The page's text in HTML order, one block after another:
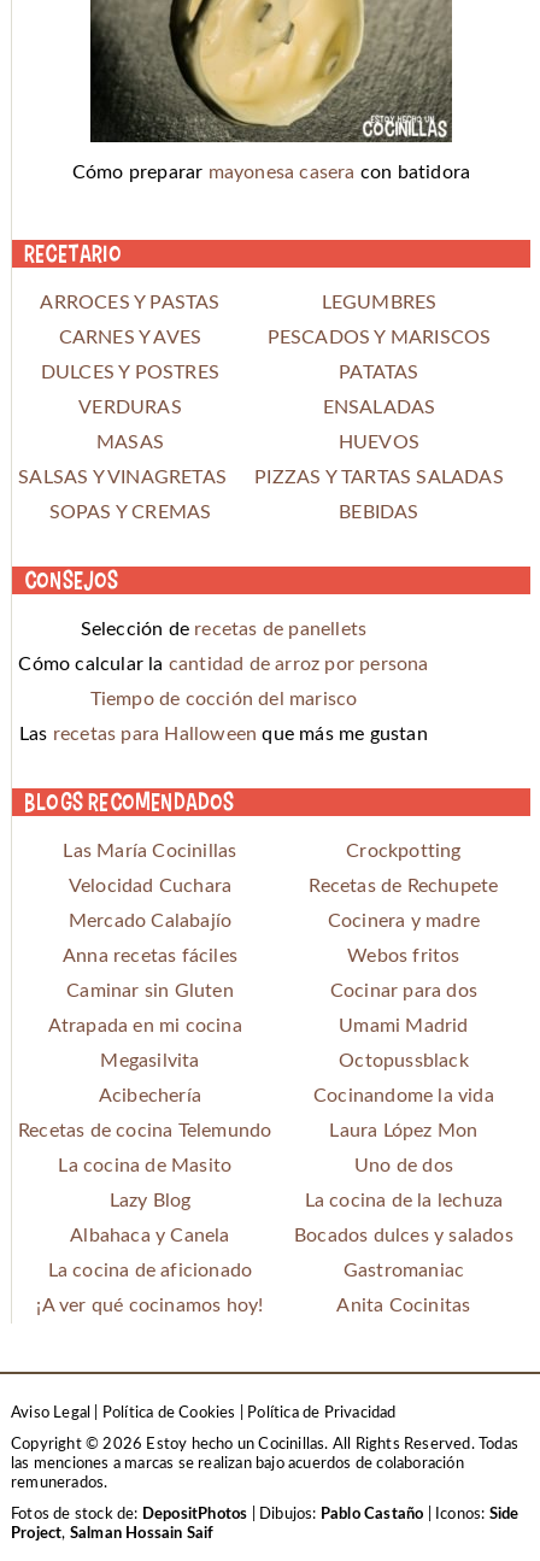
Cómo preparar mayonesa casera con batidora
Recetario
ARROCES Y PASTAS
LEGUMBRES
CARNES Y AVES
PESCADOS Y MARISCOS
DULCES Y POSTRES
PATATAS
VERDURAS
ENSALADAS
MASAS
HUEVOS
SALSAS Y VINAGRETAS
PIZZAS Y TARTAS SALADAS
SOPAS Y CREMAS
BEBIDAS
Consejos
Selección de recetas de panellets
Cómo calcular la cantidad de arroz por persona
Tiempo de cocción del marisco
Las recetas para Halloween que más me gustan
Blogs recomendados
Las María Cocinillas
Crockpotting
Velocidad Cuchara
Recetas de Rechupete
Mercado Calabajío
Cocinera y madre
Anna recetas fáciles
Webos fritos
Caminar sin Gluten
Cocinar para dos
Atrapada en mi cocina
Umami Madrid
Megasilvita
Octopussblack
Acibechería
Cocinandome la vida
Recetas de cocina Telemundo
Laura López Mon
La cocina de Masito
Uno de dos
Lazy Blog
La cocina de la lechuza
Albahaca y Canela
Bocados dulces y salados
La cocina de aficionado
Gastromaniac
¡A ver qué cocinamos hoy!
Anita Cocinitas
Aviso Legal Política de Cookies
Política de Privacidad
Copyright © 2026 Estoy hecho un Cocinillas. All Rights Reserved.Todas
las menciones a marcas se realizan bajo acuerdos de colaboración
remunerados.
Fotos de stock de: DepositPhotos | Dibujos: Pablo Castaño | Iconos: Side
Project, Salman Hossain Saif